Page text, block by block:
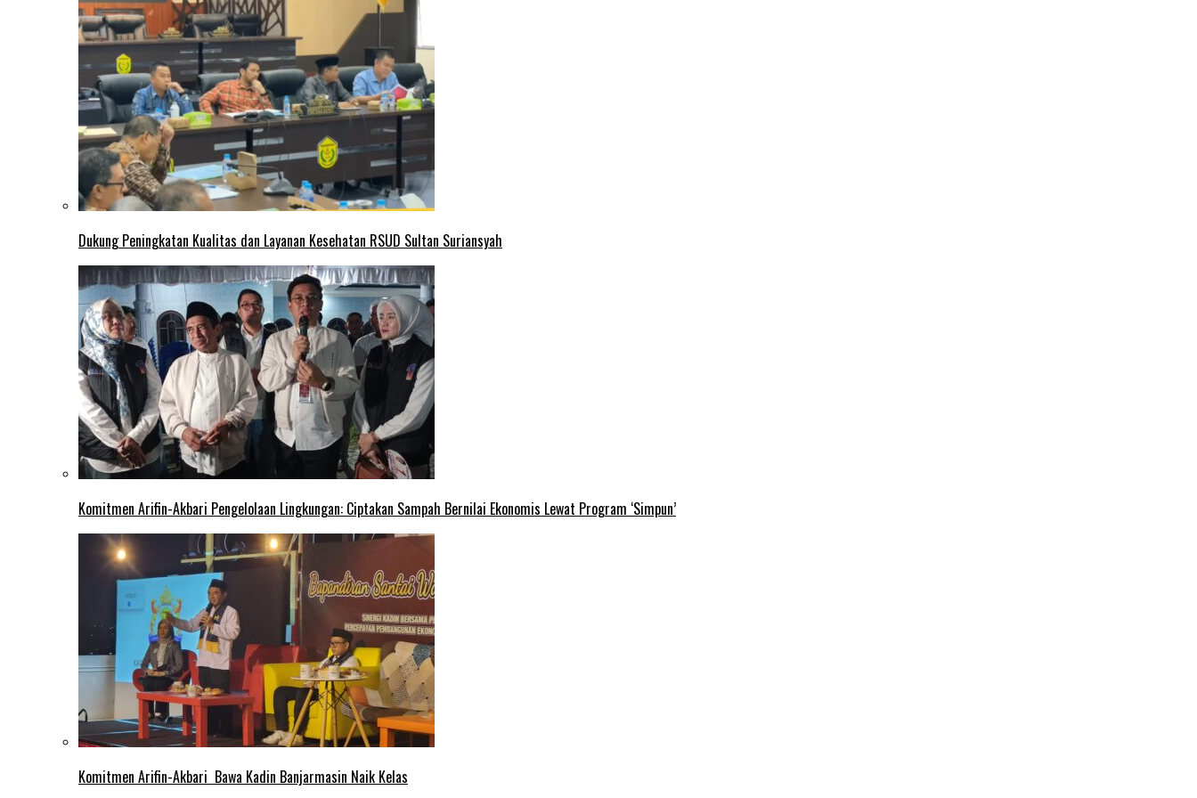
Dukung Peningkatan Kualitas dan Layanan Kesehatan RSUD Sultan Suriansyah
Komitmen Arifin-Akbari Pengelolaan Lingkungan: Ciptakan Sampah Bernilai Ekonomis Lewat Program ‘Simpun’
Komitmen Arifin-Akbari Bawa Kadin Banjarmasin Naik Kelas